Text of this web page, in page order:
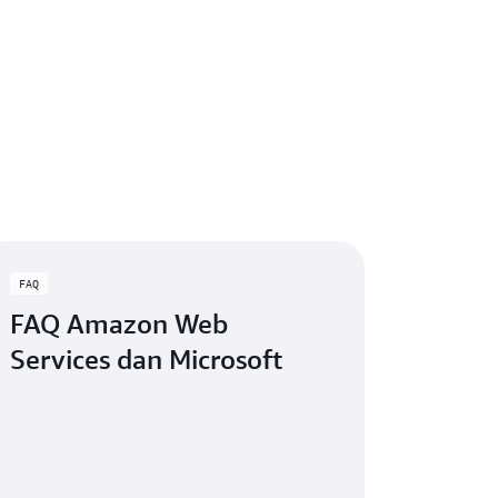
FAQ
FAQ Amazon Web
Services dan Microsoft